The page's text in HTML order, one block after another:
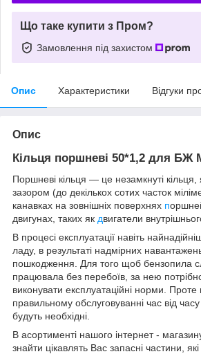
Що таке купити з Пром?
Замовлення під захистом
Опис Характеристики Відгуки
Опис
Кільця поршневі 50*1,2 для БЖ
Поршневі кільця — це незамкнуті кільця,
зазором (до декількох сотих часток
канавках на зовнішніх поверхнях п
двигунах, таких як двигатели
В процесі експлуатації навіть
ладу, в результаті надмірних
пошкодження. Для того щоб бензопила
працювала без перебоїв, за нею
виконувати експлуатаційні норми.
правильному обслуговуванні час від
будуть необхідні.
В асортименті нашого інтернет -
знайти цікавлять Вас запасні частини,